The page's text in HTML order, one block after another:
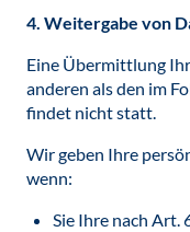
4. Weitergabe von
Eine Übermittlung
anderen als den im
findet nicht statt.
Wir geben Ihre
wenn:
Sie Ihre nach Art.